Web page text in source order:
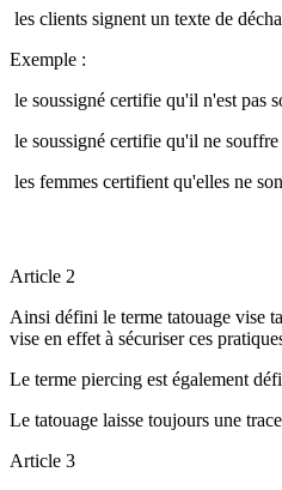
les clients signent un texte de
Exemple :
le soussigné certifie qu'il n'est pas
le soussigné certifie qu'il ne
les femmes certifient qu'elles ne
Article 2
Ainsi défini le terme tatouage vise
vise en effet à sécuriser ces
Le terme piercing est également
Le tatouage laisse toujours une
Article 3